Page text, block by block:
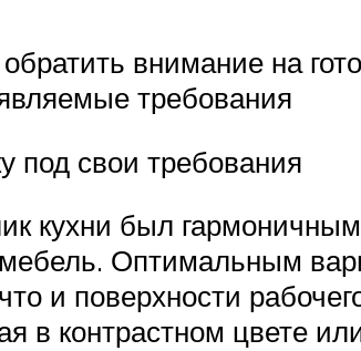
внимание на
требования
под свои требования
кухни был
Оптимальным
и поверхности
в контрастном цвете